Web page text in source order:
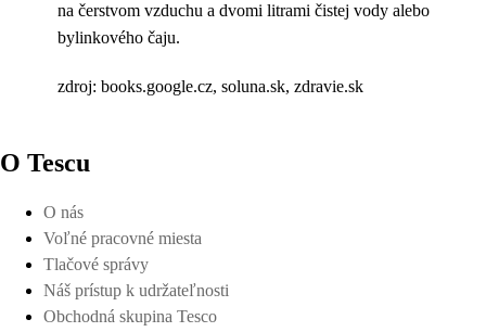
na čerstvom vzduchu a dvomi litrami čistej vody alebo
bylinkového čaju.
zdroj: books.google.cz, soluna.sk, zdravie.sk
O Tescu
O nás
Voľné pracovné miesta
Tlačové správy
Náš prístup k udržateľnosti
Obchodná skupina Tesco